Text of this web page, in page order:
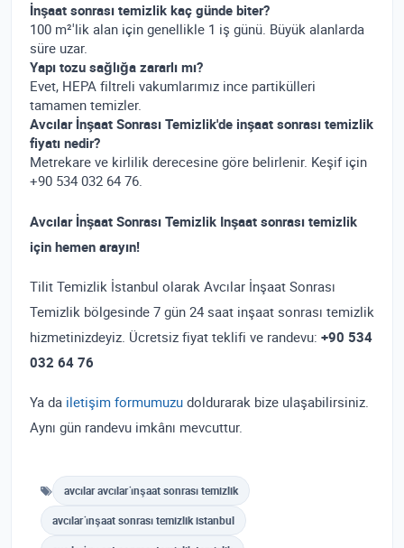
İnşaat sonrası temizlik kaç günde biter?
100 m²'lik alan için genellikle 1 iş günü. Büyük alanlarda
süre uzar.
Yapı tozu sağlığa zararlı mı?
Evet, HEPA filtreli vakumlarımız ince partikülleri
tamamen temizler.
Avcılar İnşaat Sonrası Temizlik'de inşaat sonrası temizlik
fiyatı nedir?
Metrekare ve kirlilik derecesine göre belirlenir. Keşif için
+90 534 032 64 76.
Avcılar İnşaat Sonrası Temizlik Inşaat sonrası temizlik
için hemen arayın!
Tilit Temizlik İstanbul olarak Avcılar İnşaat Sonrası
Temizlik bölgesinde 7 gün 24 saat inşaat sonrası temizlik
hizmetinizdeyiz. Ücretsiz fiyat teklifi ve randevu: +90 534
032 64 76
Ya da iletişim formumuzu doldurarak bize ulaşabilirsiniz.
Aynı gün randevu imkânı mevcuttur.
avcılar avcılar i̇nşaat sonrası temizlik
avcılar i̇nşaat sonrası temizlik istanbul